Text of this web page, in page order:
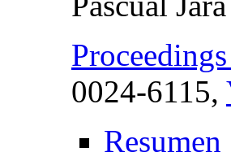
0024-6115,
Resumen